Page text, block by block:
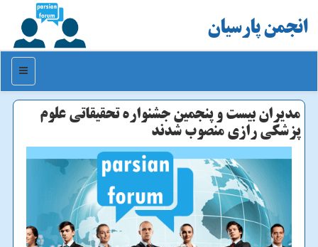
انجمن پارسیان
منو
مدیران بیست و پنجمین جشنواره تحقیقاتی علوم
پزشكی رازی منصوب شدند